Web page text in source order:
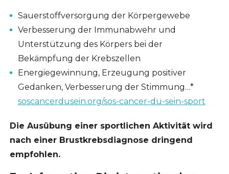
Sauerstoffversorgung der Körpergewebe
Verbesserung der Immunabwehr und
Unterstützung des Körpers bei der
Bekämpfung der Krebszellen
Energiegewinnung, Erzeugung positiver
Gedanken, Verbesserung der Stimmung…*
soscancerdusein.org/sos-cancer-du-sein-sport
Die Ausübung einer sportlichen Aktivität wird
nach einer Brustkrebsdiagnose dringend
empfohlen.